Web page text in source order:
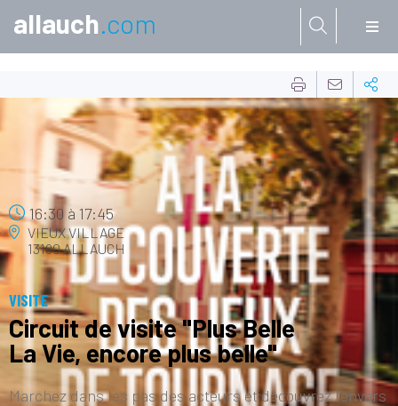
allauch.com
01
JUIL.
16:30 à17:45
VIEUX VILLAGE
13190 ALLAUCH
VISITE
Circuit de visite "Plus Belle
La Vie, encore plus belle"
Marchez dans les pas des acteurs et découvrez l’envers